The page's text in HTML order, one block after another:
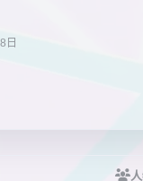
日